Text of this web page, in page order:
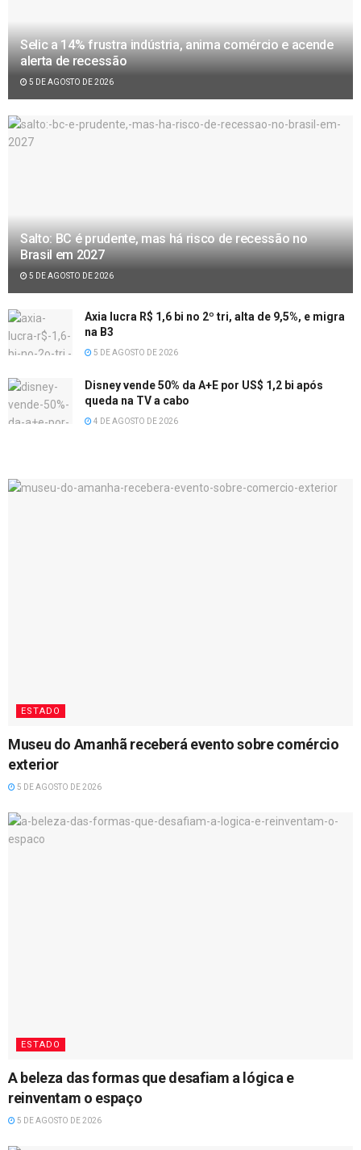
Selic a 14% frustra indústria, anima comércio e acende
alerta de recessão
5 DE AGOSTO DE 2026
Salto: BC é prudente, mas há risco de recessão no
Brasil em 2027
5 DE AGOSTO DE 2026
Axia lucra R$ 1,6 bi no 2º tri, alta de 9,5%, e migra
na B3
5 DE AGOSTO DE 2026
Disney vende 50% da A+E por US$ 1,2 bi após
queda na TV a cabo
4 DE AGOSTO DE 2026
ESTADO
Museu do Amanhã receberá evento sobre comércio
exterior
5 DE AGOSTO DE 2026
ESTADO
A beleza das formas que desafiam a lógica e
reinventam o espaço
5 DE AGOSTO DE 2026